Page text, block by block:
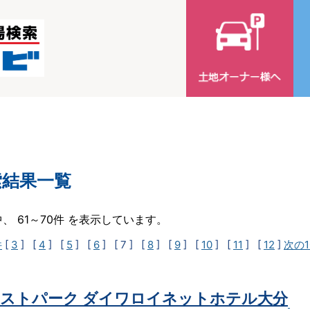
果一覧
61～70件 を表示しています。
[ 3 ] [ 4 ] [ 5 ] [ 6 ] [ 7 ] [ 8 ] [ 9 ] [ 10 ] [ 11 ] [ 12 ] 次の
トパーク ダイワロイネットホテル大分